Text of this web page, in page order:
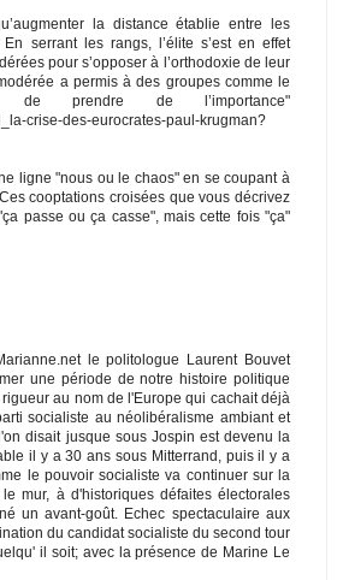
la distance établie entre les
serrant les rangs, l’élite s’est en effet
pour s’opposer à l’orthodoxie de leur
a permis à des groupes comme le
prendre de l’importance"
crise-des-eurocrates-paul-krugman?
ligne "nous ou le chaos" en se coupant à
cooptations croisées que vous décrivez
passe ou ça casse", mais cette fois "ça"
le politologue Laurent Bouvet
une période de notre histoire politique
au nom de l'Europe qui cachait déjà
socialiste au néolibéralisme ambiant et
disait jusque sous Jospin est devenu la
il y a 30 ans sous Mitterrand, puis il y a
le pouvoir socialiste va continuer sur la
mur, à d'historiques défaites électorales
un avant-goût. Echec spectaculaire aux
du candidat socialiste du second tour
il soit; avec la présence de Marine Le